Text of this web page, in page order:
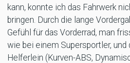
kann, konnte ich das Fahrwerk
bringen. Durch die lange
Gefühl für das Vorderrad, man
wie bei einem Supersportler,
Helferlein (Kurven-ABS,